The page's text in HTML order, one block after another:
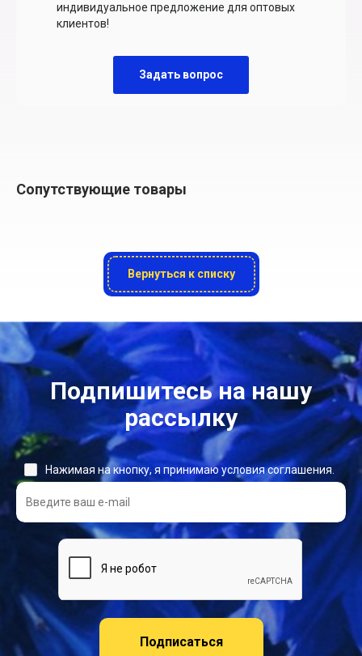
индивидуальное предложение для оптовых
клиентов!
Задать вопрос
Сопутствующие товары
Вернуться к списку
Подпишитесь на нашу
рассылку
Подписаться
Нажимая на кнопку, я принимаю условия соглашения.